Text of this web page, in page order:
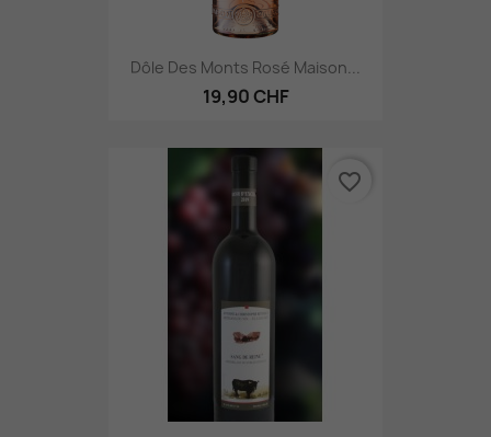
Dôle Des Monts Rosé Maison...
19,90 CHF
favorite_border